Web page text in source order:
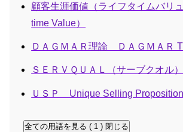
顧客生涯価値（ライフタイムバリ
time Value）
ＤＡＧＭＡＲ理論 ＤＡＧＭＡＲ
ＳＥＲＶＱＵＡＬ（サーブクオル
ＵＳＰ Unique Selling Proposition
全ての用語を見る ( 1 ) 閉じる